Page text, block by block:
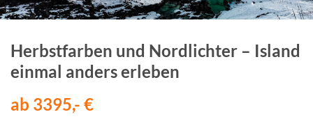
Herbstfarben und Nordlichter – Island
einmal anders erleben
ab 3395,- €